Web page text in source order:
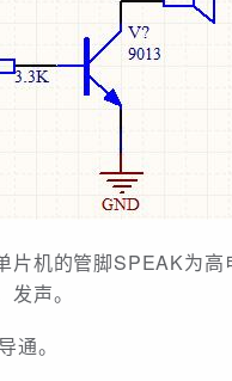
机的管脚SPEAK为高
声。
通。